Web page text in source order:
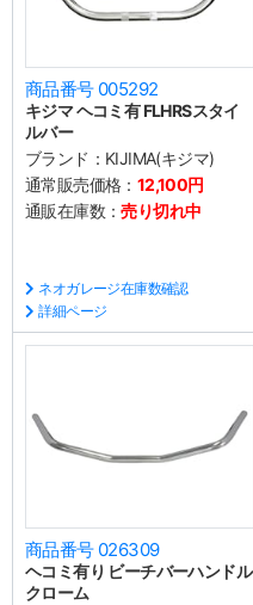
商品番号 005292
キジマ ヘコミ有 FLHRSスタイ
ルバー
ブランド： KIJIMA(キジマ)
通常販売価格： 12,100円
通販在庫数：売り切れ中
ネオガレージ在庫数確認
詳細ページ
商品番号 026309
ヘコミ有り ビーチバーハンドル
クローム